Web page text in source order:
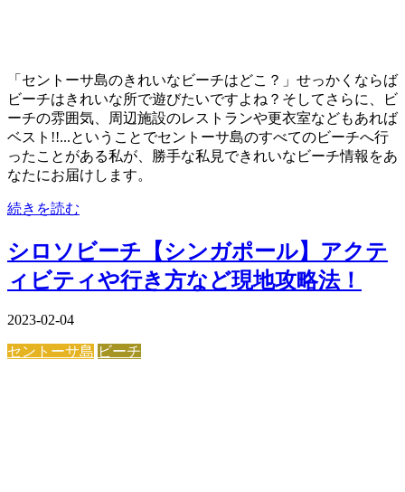
「セントーサ島のきれいなビーチはどこ？」せっかくならば
ビーチはきれいな所で遊びたいですよね？そしてさらに、ビ
ーチの雰囲気、周辺施設のレストランや更衣室などもあれば
ベスト!!...ということでセントーサ島のすべてのビーチへ行
ったことがある私が、勝手な私見できれいなビーチ情報をあ
なたにお届けします。
続きを読む
シロソビーチ【シンガポール】アクテ
ィビティや行き方など現地攻略法！
2023-02-04
セントーサ島 ビーチ